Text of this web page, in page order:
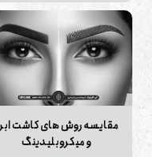
مقایسه روش های کاشت
و میکروبلیدینگ